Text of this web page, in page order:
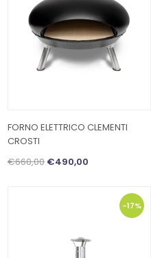
FORNO ELETTRICO CLEMENTI
CROSTI
€660,00 €490,00
-17%